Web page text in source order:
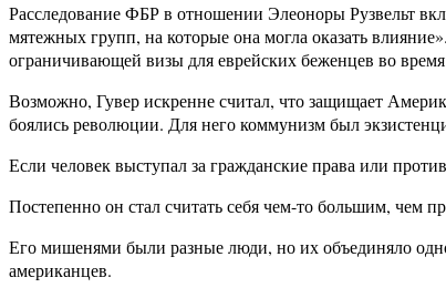
Расследование ФБР в отношении Элеоноры Рузвельт
мятежных групп, на которые она могла оказать
ограничивающей визы для еврейских беженцев во
Возможно, Гувер искренне считал, что защищает
боялись революции. Для него коммунизм был
Если человек выступал за гражданские права или
Постепенно он стал считать себя чем-то большим, чем
Его мишенями были разные люди, но их объединяло
американцев.